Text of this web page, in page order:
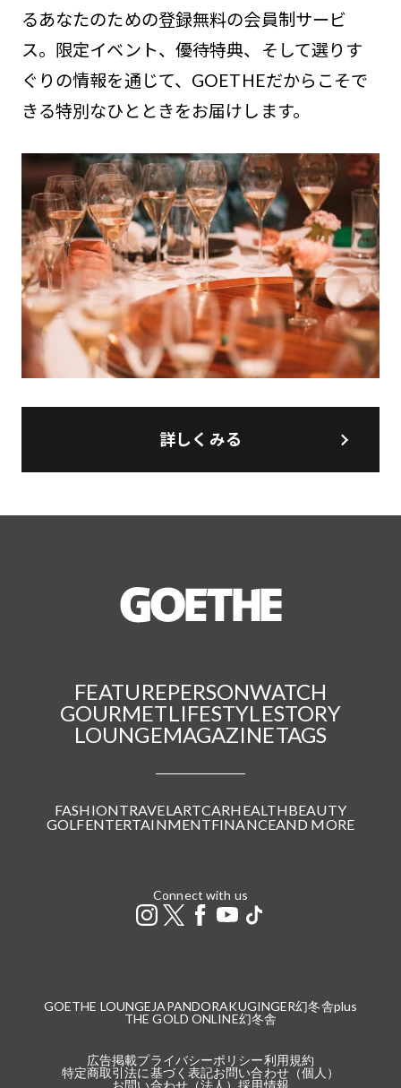
るあなたのための登録無料の会員制サービ
ス。限定イベント、優待特典、そして選りす
ぐりの情報を通じて、GOETHEだからこそで
きる特別なひとときをお届けします。
詳しくみる
FEATUREPERSONWATCH
GOURMETLIFESTYLESTORY
LOUNGEMAGAZINETAGS
FASHIONTRAVELARTCARHEALTHBEAUTY
GOLFENTERTAINMENTFINANCEAND MORE
Connect with us
GOETHE LOUNGE JAPANDORAKUGINGER幻冬舎plus
THE GOLD ONLINE幻冬舎
広告掲載プライバシーポリシー利用規約
特定商取引法に基づく表記お問い合わせ（個人）
お問い合わせ（法人）採用情報